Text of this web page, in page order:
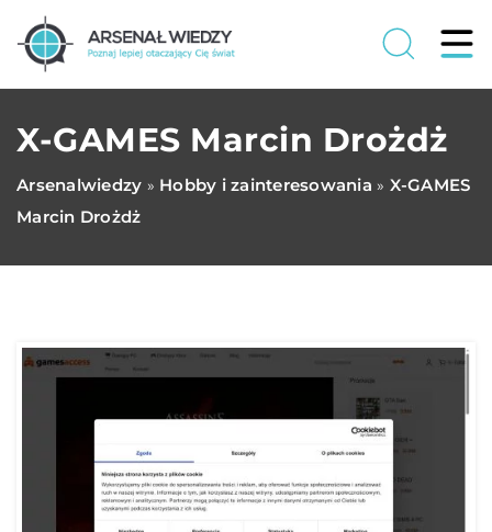
X-GAMES Marcin Drożdż
Arsenalwiedzy » Hobby i zainteresowania » X-GAMES
Marcin Drożdż